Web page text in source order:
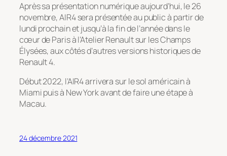
Après sa présentation numérique aujourd’hui, le 26
novembre, AIR4 sera présentée au public à partir de
lundi prochain et jusqu’à la fin de l’année dans le
cœur de Paris à l’Atelier Renault sur les Champs
Élysées, aux côtés d’autres versions historiques de
Renault 4.
Début 2022, l’AIR4 arrivera sur le sol américain à
Miami puis à New York avant de faire une étape à
Macau.
24 décembre 2021